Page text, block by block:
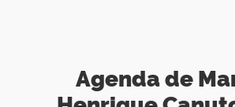
Agenda de